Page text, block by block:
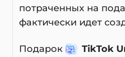
потраченных на
фактически идет
Подарок TikTok